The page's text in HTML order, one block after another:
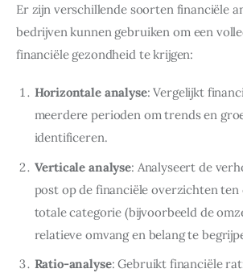
Er zijn verschillende soorten financiële
bedrijven kunnen gebruiken om een
financiële gezondheid te krijgen:
Horizontale analyse: Vergelijkt
meerdere perioden om trends en
identificeren.
Verticale analyse: Analyseert de
post op de financiële overzichten ten
totale categorie (bijvoorbeeld de
relatieve omvang en belang te
Ratio-analyse: Gebruikt financiële